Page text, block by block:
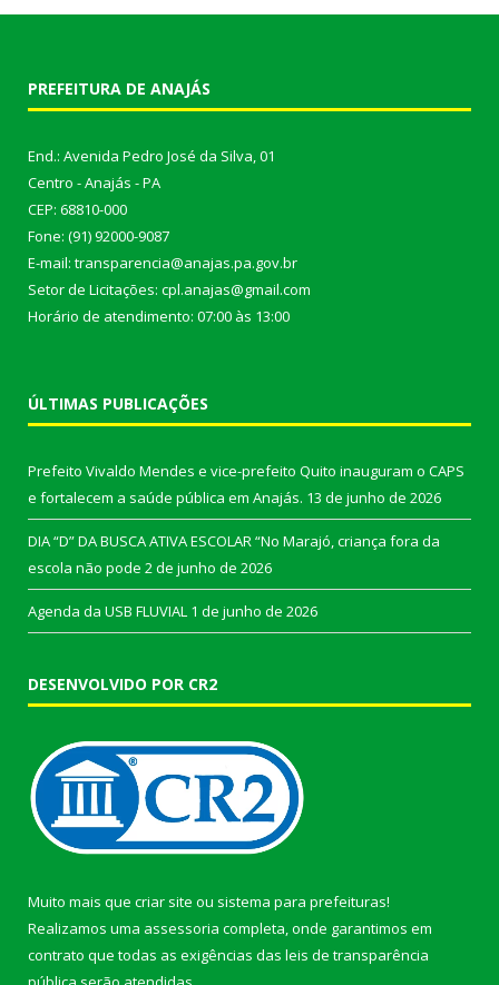
PREFEITURA DE ANAJÁS
End.: Avenida Pedro José da Silva, 01
Centro - Anajás - PA
CEP: 68810-000
Fone: (91) 92000-9087
E-mail: transparencia@anajas.pa.gov.br
Setor de Licitações: cpl.anajas@gmail.com
Horário de atendimento: 07:00 às 13:00
ÚLTIMAS PUBLICAÇÕES
Prefeito Vivaldo Mendes e vice-prefeito Quito inauguram o CAPS
e fortalecem a saúde pública em Anajás. 13 de junho de 2026
DIA “D” DA BUSCA ATIVA ESCOLAR “No Marajó, criança fora da
escola não pode 2 de junho de 2026
Agenda da USB FLUVIAL 1 de junho de 2026
DESENVOLVIDO POR CR2
Muito mais que criar site ou sistema para prefeituras!
Realizamos uma assessoria completa, onde garantimos em
contrato que todas as exigências das leis de transparência